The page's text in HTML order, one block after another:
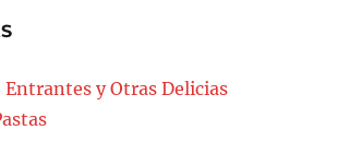
y Otras Delicias